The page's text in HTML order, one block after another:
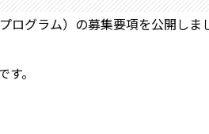
グラム）の募集要項を公開しま
。